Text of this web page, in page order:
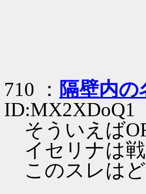
710 ： 隔壁内
ID:MX2XDoQ1
そういえば
イセリナは
このスレは